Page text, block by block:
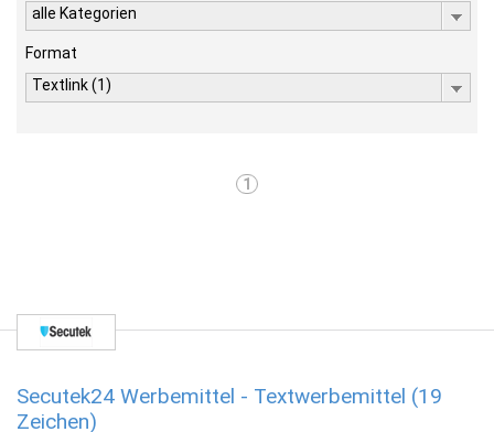
alle Kategorien
Format
Textlink (1)
1
Secutek24 Werbemittel - Textwerbemittel (19
Zeichen)